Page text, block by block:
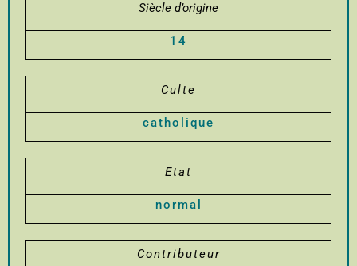
Siècle d’origine
14
Culte
catholique
Etat
normal
Contributeur